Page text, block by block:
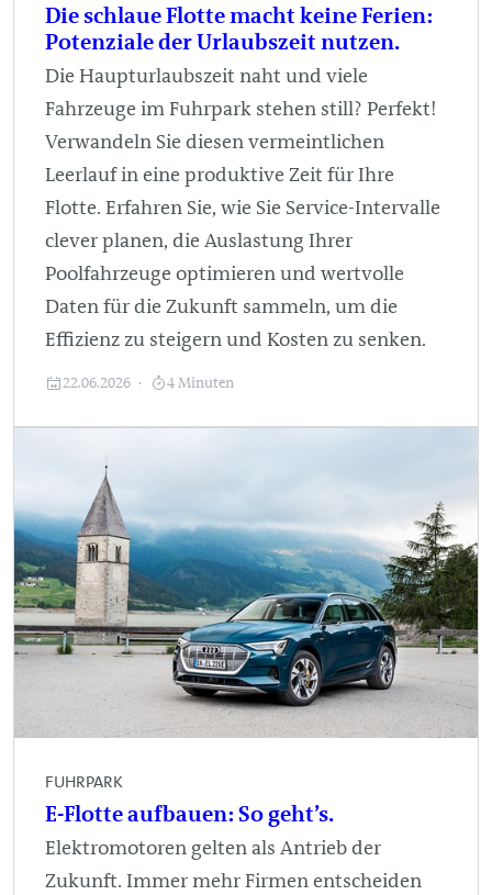
Die schlaue Flotte macht keine Ferien:
Potenziale der Urlaubszeit nutzen.
Die Haupturlaubszeit naht und viele
Fahrzeuge im Fuhrpark stehen still? Perfekt!
Verwandeln Sie diesen vermeintlichen
Leerlauf in eine produktive Zeit für Ihre
Flotte. Erfahren Sie, wie Sie Service-Intervalle
clever planen, die Auslastung Ihrer
Poolfahrzeuge optimieren und wertvolle
Daten für die Zukunft sammeln, um die
Effizienz zu steigern und Kosten zu senken.
22.06.2026 4 Minuten
FUHRPARK
E-Flotte aufbauen: So geht’s.
Elektromotoren gelten als Antrieb der
Zukunft. Immer mehr Firmen entscheiden